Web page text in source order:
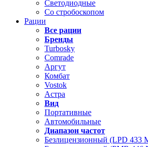
Светодиодные
Со стробоскопом
Рации
Все рации
Бренды
Turbosky
Comrade
Аргут
Комбат
Vostok
Астра
Вид
Портативные
Автомобильные
Диапазон частот
Безлицензионный (LPD 433